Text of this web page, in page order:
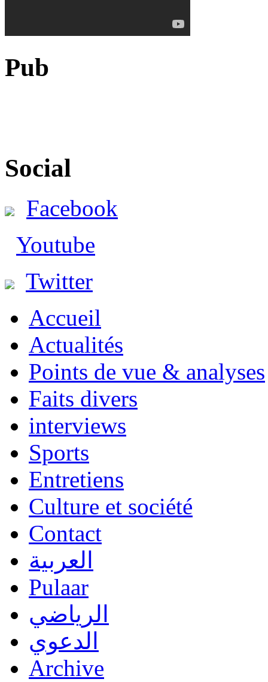
Pub
Social
Facebook
Youtube
Twitter
Accueil
Actualités
Points de vue & analyses
Faits divers
interviews
Sports
Entretiens
Culture et société
Contact
العربية
Pulaar
الرياضي
الدعوي
Archive